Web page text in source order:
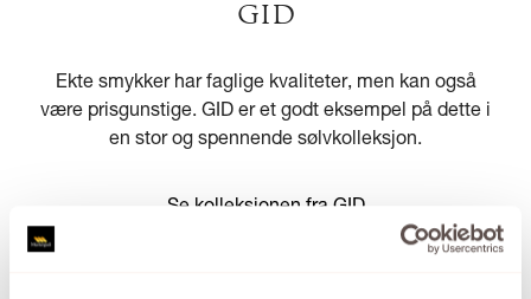
GID
Ekte smykker har faglige kvaliteter, men kan også
være prisgunstige. GID er et godt eksempel på dette i
en stor og spennende sølvkolleksjon.
Se kolleksjonen fra GID